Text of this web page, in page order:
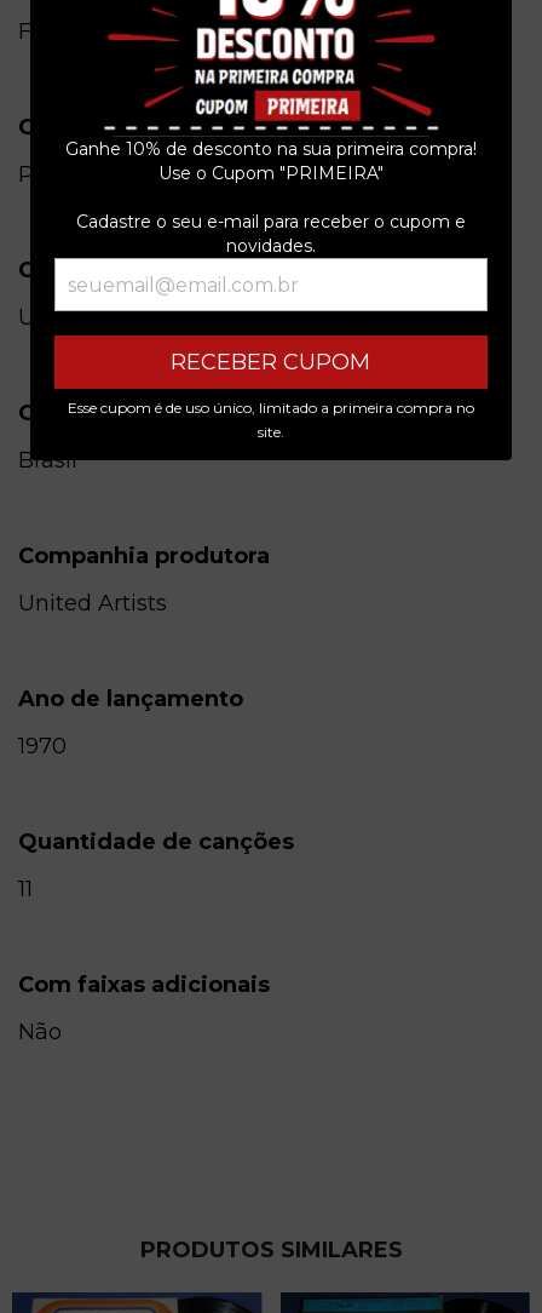
Ganhe 10% de desconto na sua primeira compra!
Use o Cupom "PRIMEIRA"
Cadastre o seu e-mail para receber o cupom e
novidades.
RECEBER CUPOM
Esse cupom é de uso único, limitado a primeira compra no
site.
Físico
Gênero
Pop
Condição do item
Usado
Origem
Brasil
Companhia produtora
United Artists
Ano de lançamento
1970
Quantidade de canções
11
Com faixas adicionais
Não
PRODUTOS SIMILARES